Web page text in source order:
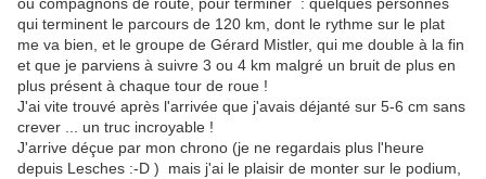
qui terminent le parcours de 120 km, dont le rythme sur le plat
me va bien, et le groupe de Gérard Mistler, qui me double à la fin
et que je parviens à suivre 3 ou 4 km malgré un bruit de plus en
plus présent à chaque tour de roue !
J'ai vite trouvé après l'arrivée que j'avais déjanté sur 5-6 cm sans
crever ... un truc incroyable !
J'arrive déçue par mon chrono (je ne regardais plus l'heure
depuis Lesches :-D ) mais j'ai le plaisir de monter sur le podium,